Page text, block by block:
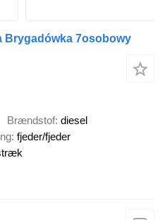
Brygadówka 7osobowy
Brændstof diesel
fjeder/fjeder